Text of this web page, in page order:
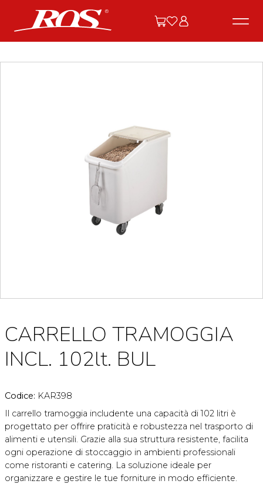
CARRELLO TRAMOGGIA
INCL. 102lt. BUL
Codice: KAR398
Il carrello tramoggia includente una capacità di 102 litri è
progettato per offrire praticità e robustezza nel trasporto di
alimenti e utensili. Grazie alla sua struttura resistente, facilita
ogni operazione di stoccaggio in ambienti professionali
come ristoranti e catering. La soluzione ideale per
organizzare e gestire le tue forniture in modo efficiente.